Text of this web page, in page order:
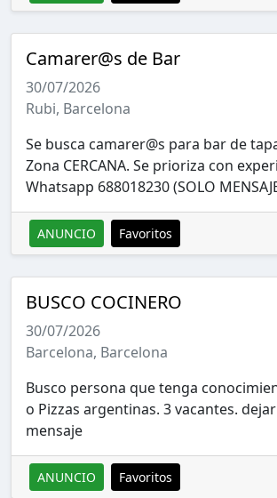
Camarer@s de Bar
30/07/2026
Rubi, Barcelona
Se busca camarer@s para bar de
Zona CERCANA. Se prioriza con
Whatsapp 688018230 (SOLO
ANUNCIO Favoritos
BUSCO COCINERO
30/07/2026
Barcelona, Barcelona
Busco persona que tenga
o Pizzas argentinas. 3 vacantes.
mensaje
ANUNCIO Favoritos